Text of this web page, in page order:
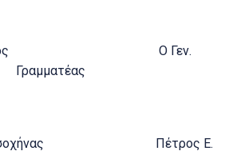
Ο Γεν.
Γραμματέας
Κουτσοχήνας Πέτρος Ε.